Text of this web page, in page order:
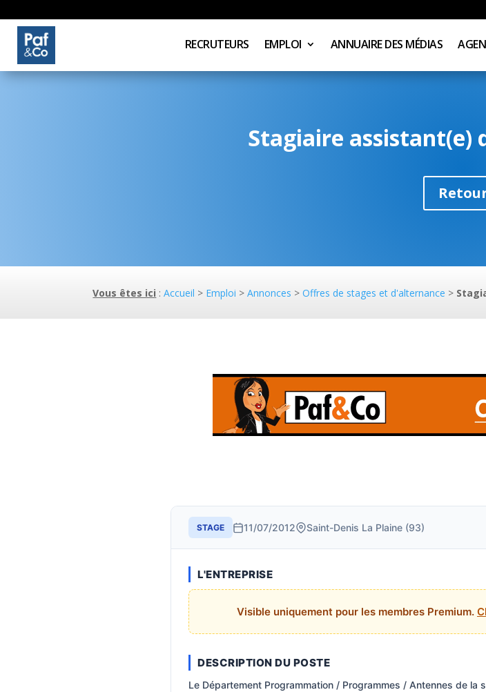
RECRUTEURS EMPLOI ANNUAIRE DES MÉDIAS
Stagiaire assistant(e)
Vous êtes ici :Accueil > Emploi >Annonces >Offres de stages et d'alternance >
STAGE 11/07/2012 Saint-Denis La Plaine (93)
L'ENTREPRISE
Visible uniquement pour les membres Premium.
DESCRIPTION DU POSTE
Le Département Programmation / Programmes / Antennes de